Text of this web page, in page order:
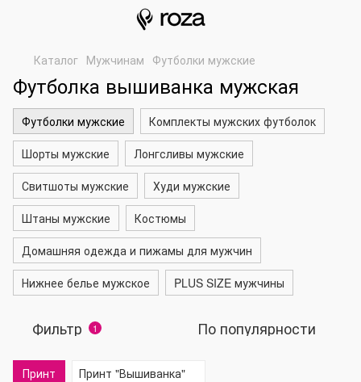
Каталог Мужчинам Футболки мужские
Футболка вышиванка мужская
Футболки мужские
Комплекты мужских футболок
Шорты мужские
Лонгсливы мужские
Свитшоты мужские
Худи мужские
Штаны мужские
Костюмы
Домашняя одежда и пижамы для мужчин
Нижнее белье мужское
PLUS SIZE мужчины
Фильтр 1 По популярности
Принт Принт "Вышиванка"